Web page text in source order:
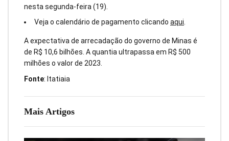
Mais Artigos
nesta segunda-feira (19).
Veja o calendário de pagamento clicando aqui.
A expectativa de arrecadação do governo de Minas é
de R$ 10,6 bilhões. A quantia ultrapassa em R$ 500
milhões o valor de 2023.
Fonte: Itatiaia